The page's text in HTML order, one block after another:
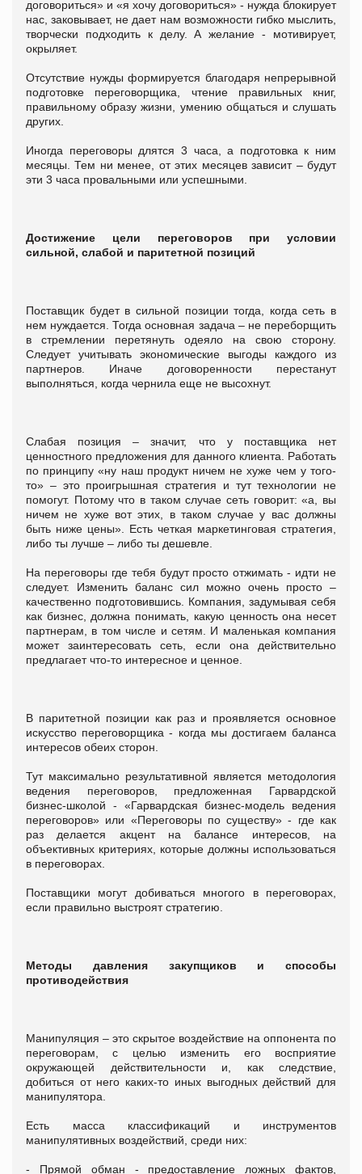
договориться» и «я хочу договориться» - нужда блокирует
нас, заковывает, не дает нам возможности гибко мыслить,
творчески подходить к делу. А желание - мотивирует,
окрыляет.
Отсутствие нужды формируется благодаря непрерывной
подготовке переговорщика, чтение правильных книг,
правильному образу жизни, умению общаться и слушать
других.
Иногда переговоры длятся 3 часа, а подготовка к ним
месяцы. Тем ни менее, от этих месяцев зависит – будут
эти 3 часа провальными или успешными.
Достижение цели переговоров при условии
сильной, слабой и паритетной позиций
Поставщик будет в сильной позиции тогда, когда сеть в
нем нуждается. Тогда основная задача – не переборщить
в стремлении перетянуть одеяло на свою сторону.
Следует учитывать экономические выгоды каждого из
партнеров. Иначе договоренности перестанут
выполняться, когда чернила еще не высохнут.
Слабая позиция – значит, что у поставщика нет
ценностного предложения для данного клиента. Работать
по принципу «ну наш продукт ничем не хуже чем у того-
то» – это проигрышная стратегия и тут технологии не
помогут. Потому что в таком случае сеть говорит: «а, вы
ничем не хуже вот этих, в таком случае у вас должны
быть ниже цены». Есть четкая маркетинговая стратегия,
либо ты лучше – либо ты дешевле.
На переговоры где тебя будут просто отжимать - идти не
следует. Изменить баланс сил можно очень просто –
качественно подготовившись. Компания, задумывая себя
как бизнес, должна понимать, какую ценность она несет
партнерам, в том числе и сетям. И маленькая компания
может заинтересовать сеть, если она действительно
предлагает что-то интересное и ценное.
В паритетной позиции как раз и проявляется основное
искусство переговорщика - когда мы достигаем баланса
интересов обеих сторон.
Тут максимально результативной является методология
ведения переговоров, предложенная Гарвардской
бизнес-школой - «Гарвардская бизнес-модель ведения
переговоров» или «Переговоры по существу» - где как
раз делается акцент на балансе интересов, на
объективных критериях, которые должны использоваться
в переговорах.
Поставщики могут добиваться многого в переговорах,
если правильно выстроят стратегию.
Методы давления закупщиков и способы
противодействия
Манипуляция – это скрытое воздействие на оппонента по
переговорам, с целью изменить его восприятие
окружающей действительности и, как следствие,
добиться от него каких-то иных выгодных действий для
манипулятора.
Есть масса классификаций и инструментов
манипулятивных воздействий, среди них:
- Прямой обман - предоставление ложных фактов,